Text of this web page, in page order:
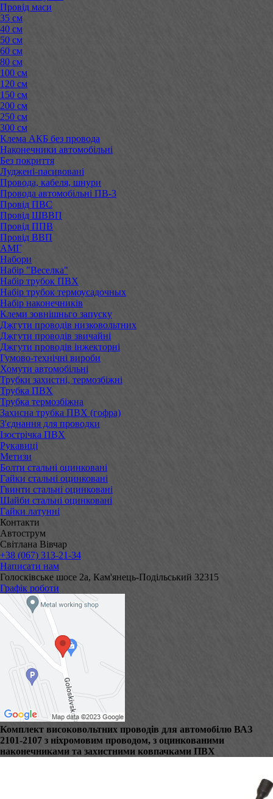
Провід маси
35 см
40 см
50 см
60 см
80 см
100 см
120 см
150 см
200 см
250 см
300 см
Клема АКБ без провода
Наконечники автомобільні
Без покриття
Луджені-пасивовані
Провода, кабеля, шнури
Провода автомобільні ПВ-3
Провід ПВС
Провід ШВВП
Провід ППВ
Провід ВВП
АМГ
Набори
Набір "Веселка"
Набір трубок ПВХ
Набір трубок термоусадочных
Набір наконечників
Клеми зовнішньго запуску
Джгути проводів низковольтних
Джгути проводів звичайні
Джгути проводів інжекторні
Гумово-технічні вироби
Хомути автомобільні
Трубки захистні, термозбіжні
Трубка ПВХ
Трубка термозбіжна
Захисна трубка ПВХ (гофра)
З'єднання для проводки
Ізострічка ПВХ
Рукавиці
Метизи
Болти стальні оцинковані
Гайки стальні оцинковані
Гвинти стальні оцинковані
Шайби стальні оцинковані
Гайки латунні
Контакти
Автострум
Світлана Вівчар
+38 (067) 313-21-34
Написати нам
Голосківське шосе 2а, Кам'янець-Подільський 32315
Графік роботи
Комплект високовольтних проводів для автомобілю ВАЗ
2101-2107 з ніхромовим проводом, з оцинкованими
наконечниками та захистними ковпачками ПВХ